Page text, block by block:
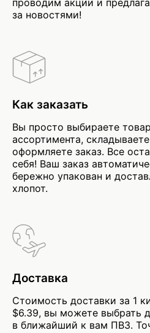
проводим акции и
за новостями!
Как заказать
Вы просто выбираете
ассортимента,
оформляете заказ. Все
себя! Ваш заказ
бережно упакован и
хлопот.
Доставка
Стоимость доставки за 1
$6.39, вы можете выбрать
в ближайший к вам ПВЗ.